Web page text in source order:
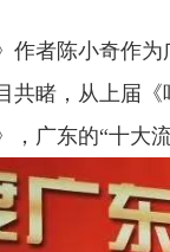
作者陈小奇作
共睹，从上届
，广东的“十大